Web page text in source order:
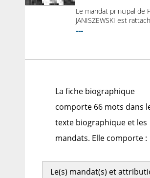
Le mandat principal de
JANISZEWSKI est
---
La fiche biographique
comporte 66 mots dans
texte biographique et les
mandats. Elle comporte :
Le(s) mandat(s) et